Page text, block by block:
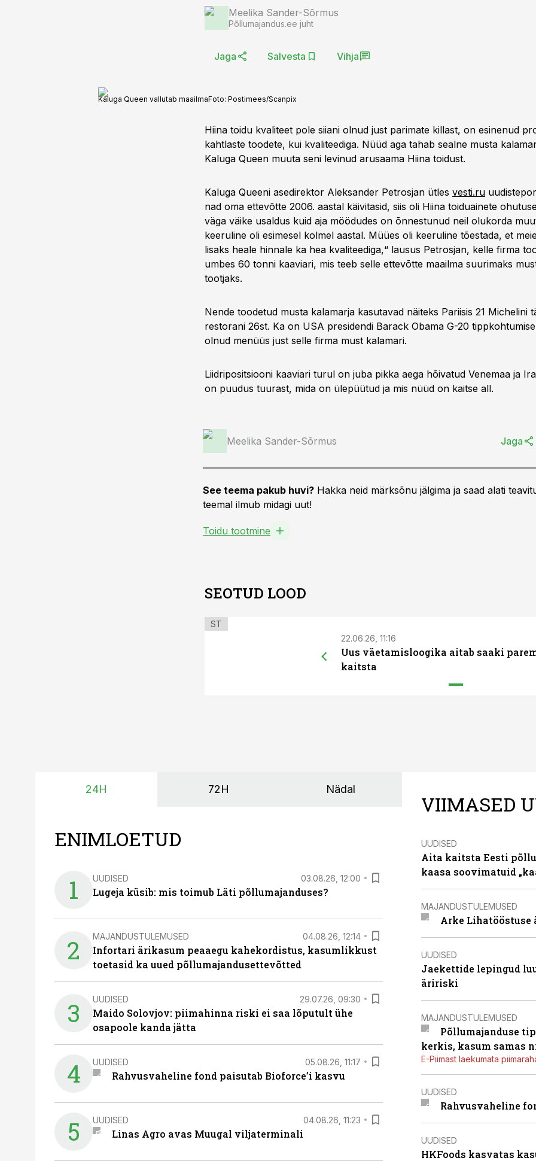
Meelika Sander-Sõrmus
Põllumajandus.ee juht
Jaga Salvesta Vihja
Kaluga Queen vallutab maailmaFoto: Postimees/Scanpix
Hiina toidu kvaliteet pole siiani olnud just parimate killast, on esinenud
kahtlaste toodete, kui kvaliteediga. Nüüd aga tahab sealne musta
Kaluga Queen muuta seni levinud arusaama Hiina toidust.
Kaluga Queeni asedirektor Aleksander Petrosjan ütles vesti.ru
nad oma ettevõtte 2006. aastal käivitasid, siis oli Hiina toiduainete
väga väike usaldus kuid aja möödudes on õnnestunud neil olukorda
keeruline oli esimesel kolmel aastal. Müües oli keeruline tõestada, et
lisaks heale hinnale ka hea kvaliteediga,“ lausus Petrosjan, kelle firma
umbes 60 tonni kaaviari, mis teeb selle ettevõtte maailma suurimaks
tootjaks.
Nende toodetud musta kalamarja kasutavad näiteks Pariisis 21 Michelini
restorani 26st. Ka on USA presidendi Barack Obama G-20
olnud menüüs just selle firma must kalamari.
Liidripositsiooni kaaviari turul on juba pikka aega hõivatud Venemaa ja
on puudus tuurast, mida on ülepüütud ja mis nüüd on kaitse all.
Meelika Sander-Sõrmus Jaga
See teema pakub huvi? Hakka neid märksõnu jälgima ja saad alati
teemal ilmub midagi uut!
Toidu tootmine
SEOTUD LOOD
ST
22.06.26, 11:16
Uus väetamisloogika aitab saaki
kaitsta
24H 72H Nädal
ENIMLOETUD
1 UUDISED 03.08.26, 12:00
Lugeja küsib: mis toimub Läti põllumajanduses?
2 MAJANDUSTULEMUSED 04.08.26, 12:14
Infortari ärikasum peaaegu kahekordistus, kasumlikkust
toetasid ka uued põllumajandusettevõtted
3 UUDISED 29.07.26, 09:30
Maido Solovjov: piimahinna riski ei saa lõputult ühe
osapoole kanda jätta
4 UUDISED 05.08.26, 11:17
Rahvusvaheline fond paisutab Bioforce’i kasvu
5 UUDISED 04.08.26, 11:23
Linas Agro avas Muugal viljaterminali
VIIMASED
UUDISED
Aita kaitsta Eesti
kaasa soovimatuid
MAJANDUSTULEMUSED
Arke Lihatööstuse
UUDISED
Jaekettide lepingud
äririski
MAJANDUSTULEMUSED
Põllumajanduse
kerkis, kasum samas
E-Piimast laekumata
UUDISED
Rahvusvaheline
UUDISED
HKFoods kasvatas